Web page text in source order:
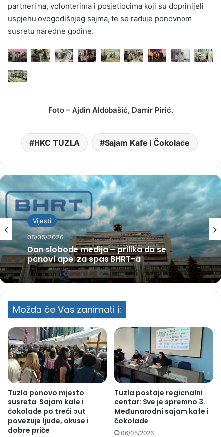
partnerima, volonterima i posjetiocima koji su doprinijeli
uspjehu ovogodišnjeg sajma, te se raduje ponovnom
susretu naredne godine.
Foto – Ajdin Aldobašić, Damir Pirić.
HKC TUZLA Sajam Kafe i Čokolade
Vijesti
05/05/2026
Dan slobode medija – prilika da se
ponovi apel za spas BHRT-a
Možda će Vas zanimati i:
Tuzla ponovo mjesto
susreta: Sajam kafe i
čokolade po treći put
povezuje ljude, okuse i
dobre priče
Tuzla postaje regionalni
centar: Sve je spremno 3.
Međunarodni sajam kafe i
čokolade
06/05/2026